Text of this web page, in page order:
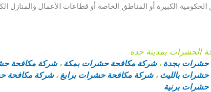
الكبيرة أو المناطق الخاصة أو قطاعات الأعمال والمنازل
الحشرات بمدينة جدة
حشرات بجدة ،شركة مكافحة حشرات بمكة ،شركة مكافحة
بالليث ،شركة مكافحة حشرات برابغ ،شركة مكافحة
برنية